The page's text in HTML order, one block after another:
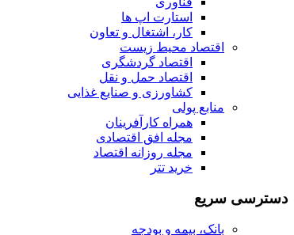
استارت اپ ها
کار، اشتغال و تعاون
اقتصاد محیط زیست
اقتصاد گردشگری
اقتصاد حمل و نقل
کشاورزی و صنایع غذایی
منابع پولی
همراه کارآفرینان
مجله افق اقتصادی
مجله روزانه اقتصاد
خرید تتر
دسترسی سریع
بانک، بیمه و بودجه